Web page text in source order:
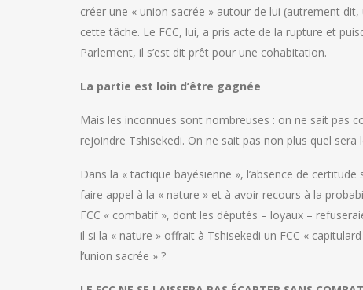
créer une « union sacrée » autour de lui (autrement
cette tâche. Le FCC, lui, a pris acte de la rupture et
Parlement, il s’est dit prêt pour une cohabitation.
La partie est loin d’être gagnée
Mais les inconnues sont nombreuses : on ne sait pas
rejoindre Tshisekedi. On ne sait pas non plus quel sera
Dans la « tactique bayésienne », l’absence de
faire appel à la « nature » et à avoir recours à la
FCC « combatif », dont les députés – loyaux –
il si la « nature » offrait à Tshisekedi un FCC «
l’union sacrée » ?